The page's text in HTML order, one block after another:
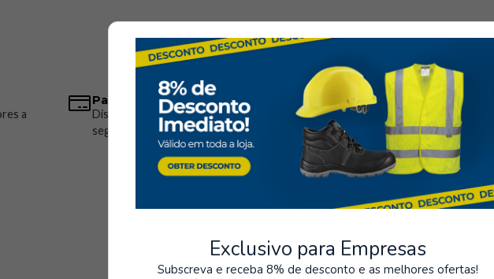
a
Pagos seguros
Disponemos de varios métodos de pago
seguros.
Almacenamiento
Posibilidad de recoger el
Exclusivo para Empresas
Subscreva e receba 8% de desconto e as melhores ofertas!